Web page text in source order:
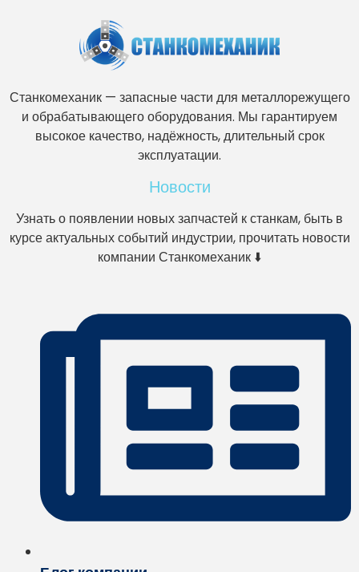
Станкомеханик — запасные части для металлорежущего
и обрабатывающего оборудования. Мы гарантируем
высокое качество, надёжность, длительный срок
эксплуатации.
Новости
Узнать о появлении новых запчастей к станкам, быть в
курсе актуальных событий индустрии, прочитать новости
компании Станкомеханик ⬇️